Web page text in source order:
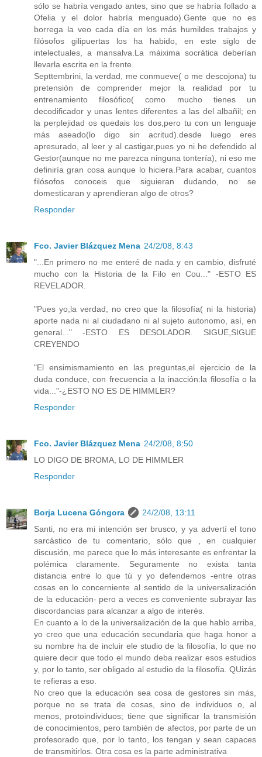
sólo se habría vengado antes, sino que se habría follado a
Ofelia y el dolor habría menguado).Gente que no es
borrega la veo cada día en los más humildes trabajos y
filósofos gilipuertas los ha habido, en este siglo de
intelectuales, a mansalva.La máixima socrática deberían
llevarla escrita en la frente.
Septtembrini, la verdad, me conmueve( o me descojona) tu
pretensión de comprender mejor la realidad por tu
entrenamiento filosófico( como mucho tienes un
decodificador y unas lentes diferentes a las del albañil; en
la perplejidad os quedais los dos,pero tu con un lenguaje
más aseado(lo digo sin acritud).desde luego eres
apresurado, al leer y al castigar,pues yo ni he defendido al
Gestor(aunque no me parezca ninguna tontería), ni eso me
definiría gran cosa aunque lo hiciera.Para acabar, cuantos
filósofos conoceis que siguieran dudando, no se
domesticaran y aprendieran algo de otros?
Responder
Fco. Javier Blázquez Mena 24/2/08, 8:43
"...En primero no me enteré de nada y en cambio, disfruté
mucho con la Historia de la Filo en Cou..." -ESTO ES
REVELADOR.
"Pues yo,la verdad, no creo que la filosofía( ni la historia)
aporte nada ni al ciudadano ni al sujeto autonomo, así, en
general..." -ESTO ES DESOLADOR. SIGUE,SIGUE
CREYENDO
"El ensimismamiento en las preguntas,el ejercicio de la
duda conduce, con frecuencia a la inacción:la filosofía o la
vida..."-¿ESTO NO ES DE HIMMLER?
Responder
Fco. Javier Blázquez Mena 24/2/08, 8:50
LO DIGO DE BROMA, LO DE HIMMLER
Responder
Borja Lucena Góngora
24/2/08, 13:11
Santi, no era mi intención ser brusco, y ya advertí el tono
sarcástico de tu comentario, sólo que , en cualquier
discusión, me parece que lo más interesante es enfrentar la
polémica claramente. Seguramente no exista tanta
distancia entre lo que tú y yo defendemos -entre otras
cosas en lo concerniente al sentido de la universalización
de la educación- pero a veces es conveniente subrayar las
discordancias para alcanzar a algo de interés.
En cuanto a lo de la universalización de la que hablo arriba,
yo creo que una educación secundaria que haga honor a
su nombre ha de incluir ele studio de la filosofía, lo que no
quiere decir que todo el mundo deba realizar esos estudios
y, por lo tanto, ser obligado al estudio de la filosofía. QUizás
te refieras a eso.
No creo que la educación sea cosa de gestores sin más,
porque no se trata de cosas, sino de individuos o, al
menos, protoindividuos; tiene que significar la transmisión
de conocimientos, pero también de afectos, por parte de un
profesorado que, por lo tanto, los tengan y sean capaces
de transmitirlos. Otra cosa es la parte administrativa